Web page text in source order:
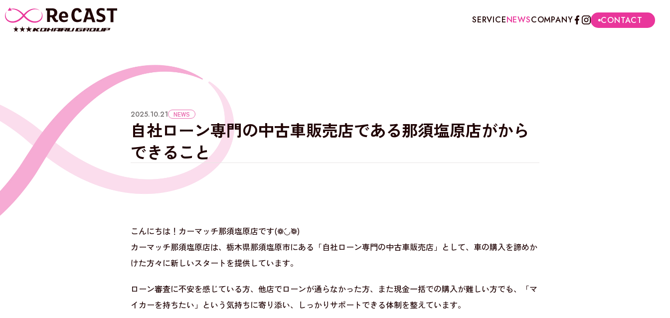
SERVICENEWSCOMPANY CONTACT
2025.10.21 NEWS
自社ローン専門の中古車販売店である那須塩原店がから
できること
こんにちは！カーマッチ那須塩原店です(❁´◡`❁)
カーマッチ那須塩原店は、栃木県那須塩原市にある「自社ローン専門の中古車販売店」として、車の購入を諦めか
けた方々に新しいスタートを提供しています。
ローン審査に不安を感じている方、他店でローンが通らなかった方、また現金一括での購入が難しい方でも、「マ
イカーを持ちたい」という気持ちに寄り添い、しっかりサポートできる体制を整えています。